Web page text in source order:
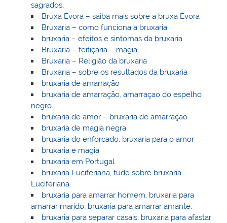
sagrados,
Bruxa Évora – saiba mais sobre a bruxa Évora
Bruxaria – como funciona a bruxaria
bruxaria – efeitos e sintomas da bruxaria
Bruxaria – feitiçaria – magia
Bruxaria – Religião da bruxaria
Bruxaria – sobre os resultados da bruxaria
bruxaria de amarração
bruxaria de amarração, amarraçao do espelho
negro
bruxaria de amor – bruxaria de amarração
bruxaria de magia negra
bruxaria do enforcado, bruxaria para o amor
bruxaria e magia
bruxaria em Portugal
bruxaria Luciferiana, tudo sobre bruxaria
Luciferiana
bruxaria para amarrar homem, bruxaria para
amarrar marido, bruxaria para amarrar amante,
bruxaria para separar casais, bruxaria para afastar